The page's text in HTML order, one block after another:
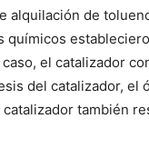
alquilación de
químicos
el catalizador
del catalizador, el
también